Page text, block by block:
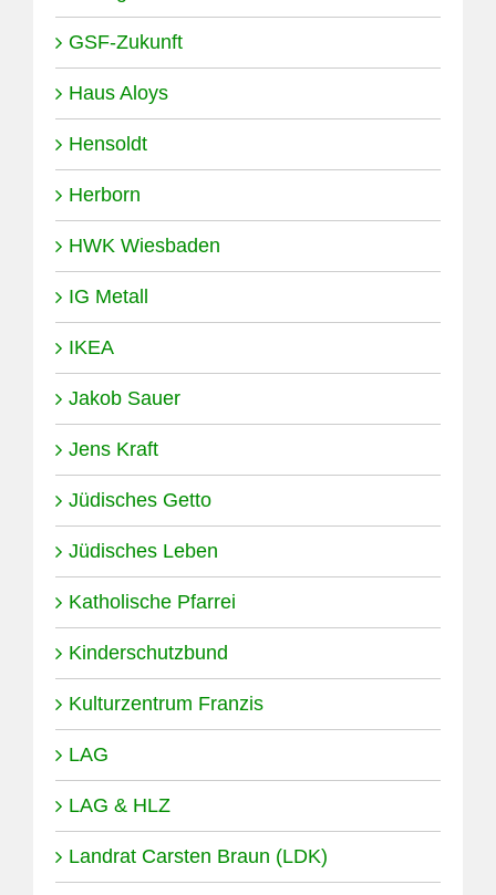
GSF-Zukunft
Haus Aloys
Hensoldt
Herborn
HWK Wiesbaden
IG Metall
IKEA
Jakob Sauer
Jens Kraft
Jüdisches Getto
Jüdisches Leben
Katholische Pfarrei
Kinderschutzbund
Kulturzentrum Franzis
LAG
LAG & HLZ
Landrat Carsten Braun (LDK)